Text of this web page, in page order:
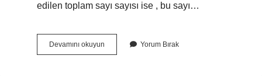
edilen toplam sayı sayısı ise , bu sayı…
Devamını okuyun
Ile
Yorum Bırak